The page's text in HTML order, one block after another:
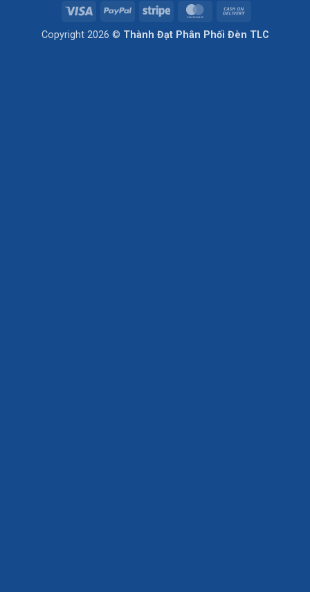
Visa PayPal Stripe MasterCard
Delivery
Copyright 2026 © Thành Đạt Phân Phối Đèn TLC